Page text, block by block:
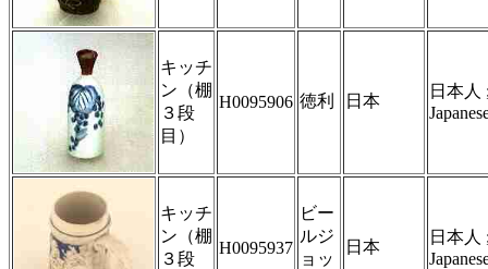
キッチ
ン（棚
３段
目）
H0095906 徳利 日本
日本人
キッチ
ン（棚
３段
H0095937
ビー
ルジ
ョッ
日本
日本人